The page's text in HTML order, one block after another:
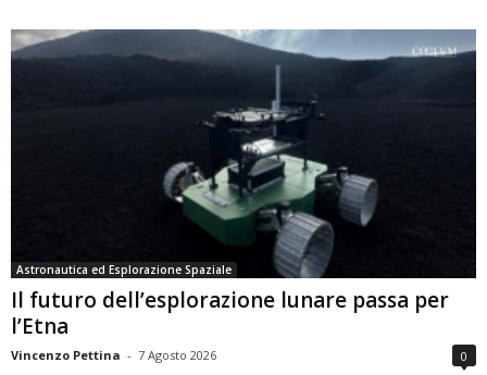
Astronautica ed Esplorazione Spaziale
Il futuro dell’esplorazione lunare passa per
l’Etna
Vincenzo Pettina - 7 Agosto 2026 0